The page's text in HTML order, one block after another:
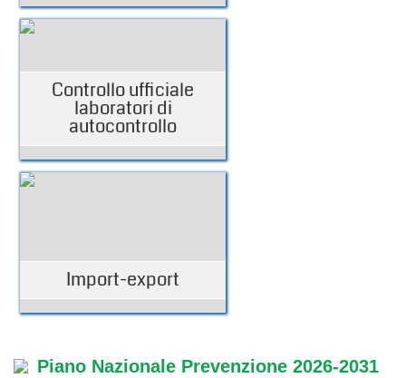
Controllo ufficiale
laboratori di
autocontrollo
Import-export
Piano Nazionale Prevenzione 2026-2031